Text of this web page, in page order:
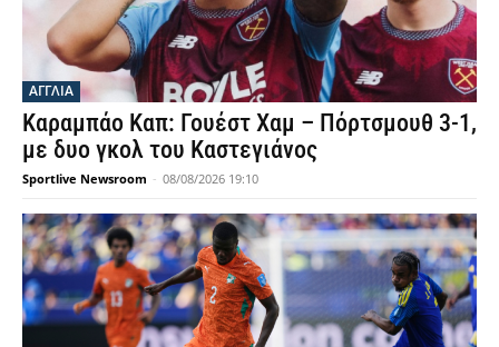
ΑΓΓΛΙΑ
Καραμπάο Καπ: Γουέστ Χαμ – Πόρτσμουθ 3-1,
με δυο γκολ του Καστεγιάνος
Sportlive Newsroom - 08/08/2026 19:10